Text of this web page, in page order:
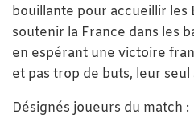
bouillante pour accueillir les
soutenir la France dans les
en espérant une victoire
et pas trop de buts, leur
Désignés joueurs du match